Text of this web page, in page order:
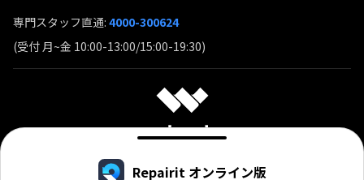
Repairit オンライン版
専門スタッフ直通: 4000-300624
(受付 月~金 10:00-13:00/15:00-19:30)